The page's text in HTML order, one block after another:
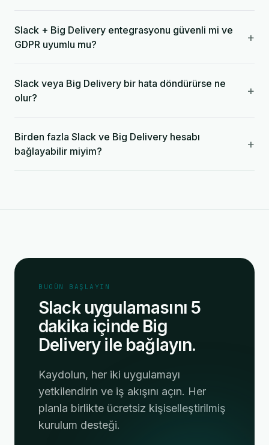
Slack + Big Delivery entegrasyonu güvenli mi ve
GDPR uyumlu mu?
+
Slack veya Big Delivery bir hata döndürürse ne
olur?
+
Birden fazla Slack ve Big Delivery hesabı
bağlayabilir miyim?
+
BUGÜN BAŞLAYIN
Slack uygulamasını 5
dakika içinde Big
Delivery ile bağlayın.
Kaydolun, her iki uygulamayı
yetkilendirin ve iş akışını açın. Her
planla birlikte ücretsiz kişiselleştirilmiş
kurulum desteği.